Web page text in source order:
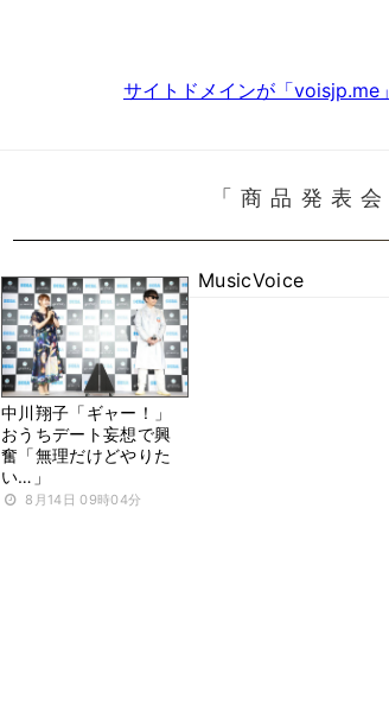
サイトドメインが「voisjp.me
「商品発表
中川翔子「ギャー！」
おうちデート妄想で興
奮「無理だけどやりた
い…」
8月14日 09時04分
MusicVoice